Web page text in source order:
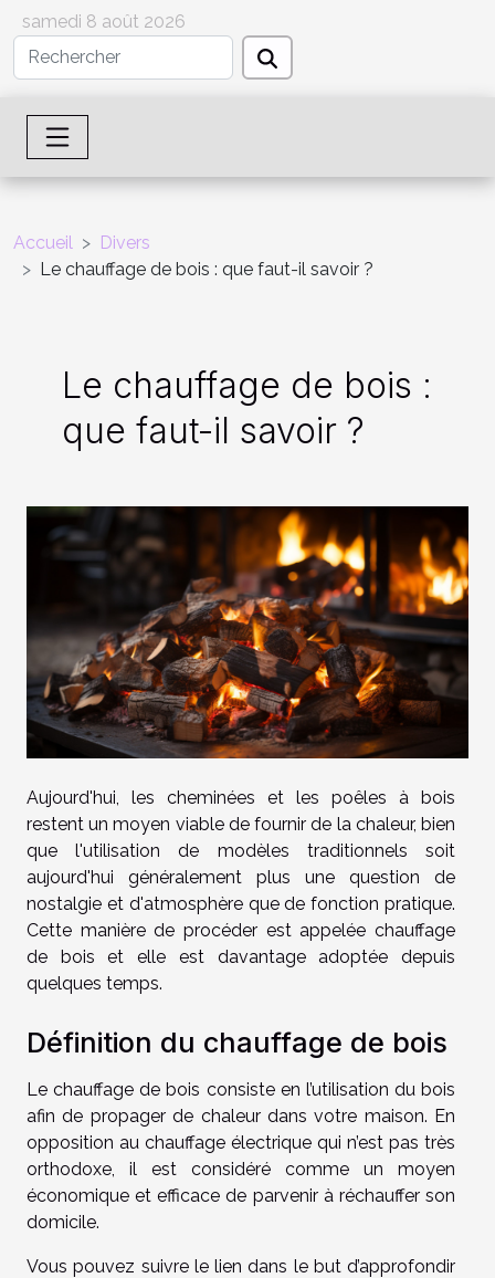
samedi 8 août 2026
Accueil
Divers
Le chauffage de bois : que faut-il savoir ?
Le chauffage de bois :
que faut-il savoir ?
Aujourd'hui, les cheminées et les poêles à bois
restent un moyen viable de fournir de la chaleur, bien
que l'utilisation de modèles traditionnels soit
aujourd'hui généralement plus une question de
nostalgie et d'atmosphère que de fonction pratique.
Cette manière de procéder est appelée chauffage
de bois et elle est davantage adoptée depuis
quelques temps.
Définition du chauffage de bois
Le chauffage de bois consiste en l’utilisation du bois
afin de propager de chaleur dans votre maison. En
opposition au chauffage électrique qui n’est pas très
orthodoxe, il est considéré comme un moyen
économique et efficace de parvenir à réchauffer son
domicile.
Vous pouvez suivre le lien dans le but d’approfondir